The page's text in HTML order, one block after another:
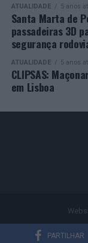
PARTILHAR
conquista,
profissionais e
representa o
desafios.
ATUALIDADE 5 anos
Santa Marta de
passadeiras 3D
segurança
ATUALIDADE 5 anos
CLIPSAS:
em Lisboa